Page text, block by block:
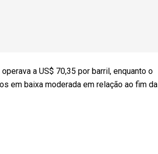
a US$ 70,35 por barril, enquanto o
em baixa moderada em relação ao fim da